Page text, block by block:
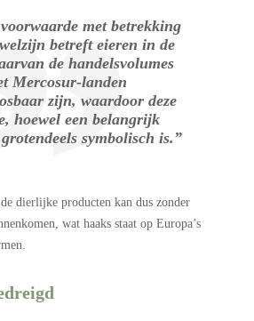
met betrekking
betreft eieren in de
de handelsvolumes
Mercosur-landen
zijn, waardoor deze
hoewel een belangrijk
symbolisch is.”
dierlijke producten kan dus zonder
wat haaks staat op Europa’s